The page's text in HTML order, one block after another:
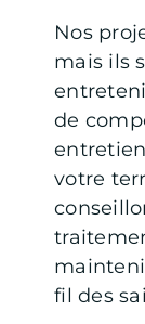
Nos
mais ils
de
votre
fil des